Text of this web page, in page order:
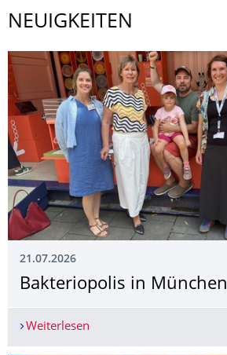
NEUIGKEITEN
21.07.2026
Bakteriopolis in München
Weiterlesen